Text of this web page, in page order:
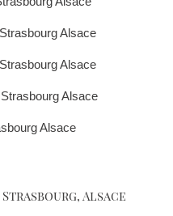
Alsace
Alsace
Alsace
Alsace
Alsace